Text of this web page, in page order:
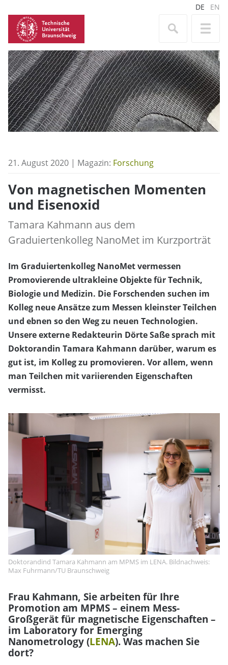
DE EN
21. August 2020 | Magazin: Forschung
Von magnetischen Momenten
und Eisenoxid
Tamara Kahmann aus dem
Graduiertenkolleg NanoMet im Kurzporträt
Im Graduiertenkolleg NanoMet vermessen
Promovierende ultrakleine Objekte für Technik,
Biologie und Medizin. Die Forschenden suchen im
Kolleg neue Ansätze zum Messen kleinster Teilchen
und ebnen so den Weg zu neuen Technologien.
Unsere externe Redakteurin Dörte Saße sprach mit
Doktorandin Tamara Kahmann darüber, warum es
gut ist, im Kolleg zu promovieren. Vor allem, wenn
man Teilchen mit variierenden Eigenschaften
vermisst.
Doktorandind Tamara Kahmann am MPMS im LENA. Bildnachweis:
Max Fuhrmann/TU Braunschweig
Frau Kahmann, Sie arbeiten für Ihre
Promotion am MPMS – einem Mess-
Großgerät für magnetische Eigenschaften –
im Laboratory for Emerging
Nanometrology (LENA). Was machen Sie
dort?